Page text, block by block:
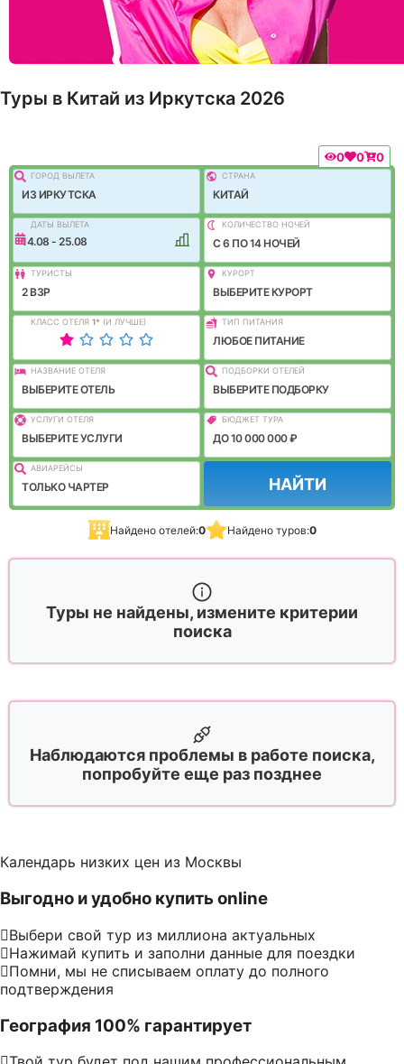
Туры в Китай из Иркутска 2026
0 0 0
ГОРОД ВЫЛEТА
ИЗ ИРКУТСКА
СТРАНА
КИТАЙ
ДАТЫ ВЫЛЕТА
14.08 - 25.08
КОЛИЧЕСТВО НОЧЕЙ
C 6 ПО 14 НОЧЕЙ
ТУРИСТЫ
2 ВЗР
КУРОРТ
ВЫБЕРИТЕ КУРОРТ
КЛАСС ОТЕЛЯ 1* (И ЛУЧШЕ) ТИП ПИТАНИЯ
ЛЮБОЕ ПИТАНИЕ
НАЗВАНИЕ ОТЕЛЯ
ВЫБЕРИТЕ ОТЕЛЬ
ПОДБОРКИ ОТЕЛЕЙ
ВЫБЕРИТЕ ПОДБОРКУ
УСЛУГИ ОТЕЛЯ
ВЫБЕРИТЕ УСЛУГИ
БЮДЖЕТ ТУРА
ДО 10 000 000 ₽
АВИАРЕЙСЫ
ТОЛЬКО ЧАРТЕР НАЙТИ
Найдено отелей:0 Найдено туров:0
Туры не найдены, измените критерии
поиска
Наблюдаются проблемы в работе поиска,
попробуйте еще раз позднее
Календарь низких цен из Москвы
Выгодно и удобно купить online
Выбери свой тур из миллиона актуальных
Нажимай купить и заполни данные для поездки
Помни, мы не списываем оплату до полного
подтверждения
География 100% гарантирует